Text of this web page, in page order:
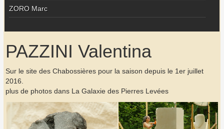
ZORO Marc
PAZZINI Valentina
Sur le site des Chabossières pour la saison depuis le 1er juillet
2016.
plus de photos dans La Galaxie des Pierres Levées